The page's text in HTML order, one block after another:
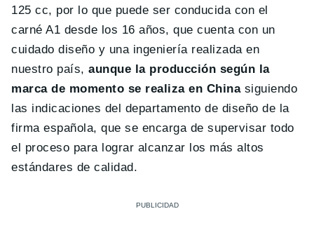
125 cc, por lo que puede ser conducida con el
carné A1 desde los 16 años, que cuenta con un
cuidado diseño y una ingeniería realizada en
nuestro país,aunque la producción según la
marca de momento se realiza en Chinasiguiendo
las indicaciones del departamento de diseño de la
firma española, que se encarga de supervisar todo
el proceso para lograr alcanzar los más altos
estándares de calidad.